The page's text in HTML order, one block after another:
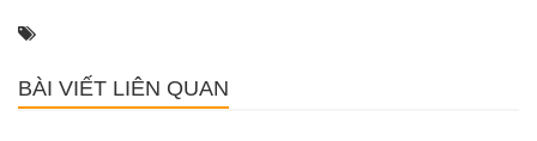
BÀI VIẾT LIÊN QUAN